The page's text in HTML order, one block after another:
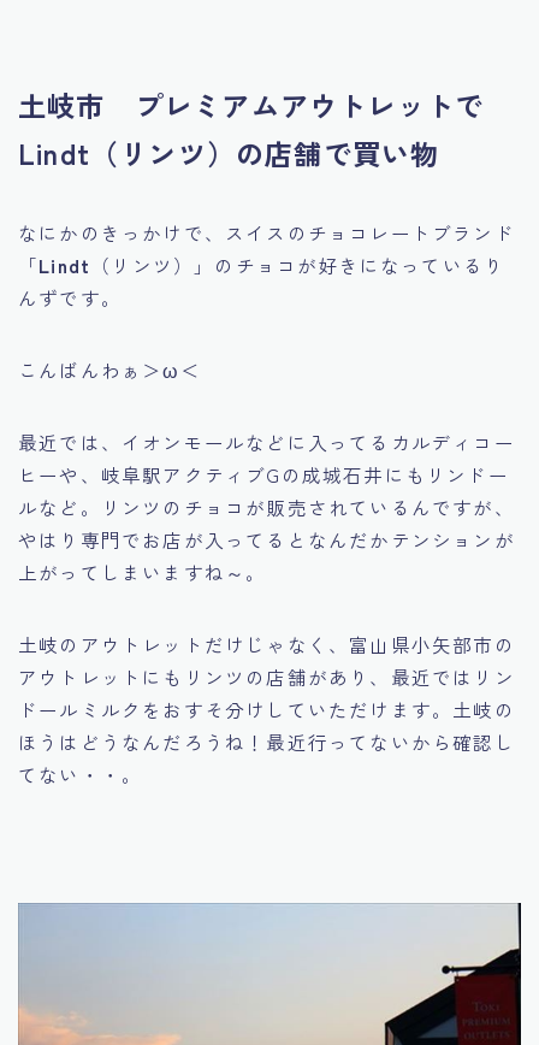
土岐市 プレミアムアウトレットで
Lindt（リンツ）の店舗で買い物
なにかのきっかけで、スイスのチョコレートブランド
「Lindt （リンツ）」のチョコが好きになっているり
んずです。
こんばんわぁ＞ω＜
最近では、イオンモールなどに入ってるカルディコー
ヒーや、岐阜駅アクティブGの成城石井にもリンドー
ルなど。リンツのチョコが販売されているんですが、
やはり専門でお店が入ってるとなんだかテンションが
上がってしまいますね～。
土岐のアウトレットだけじゃなく、富山県小矢部市の
アウトレットにもリンツの店舗があり、最近ではリン
ドールミルクをおすそ分けしていただけます。土岐の
ほうはどうなんだろうね！最近行ってないから確認し
てない・・。